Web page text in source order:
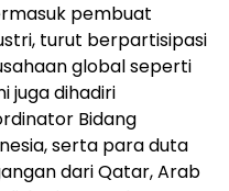
pembuat
turut berpartisipasi
global seperti
juga dihadiri
Bidang
serta para duta
dari Qatar, Arab